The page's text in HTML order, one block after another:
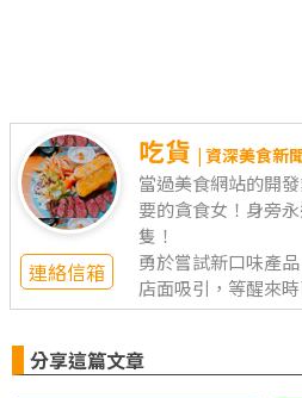
連絡信箱
吃貨 | 資深美食新
當過美食網站的開
要的貪食女！身旁
隻！
勇於嘗試新口味產
店面吸引，等醒來
分享這篇文章